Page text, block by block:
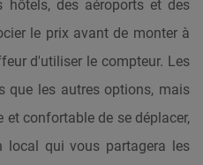
hôtels, des aéroports et des
le prix avant de monter à
d'utiliser le compteur. Les
que les autres options, mais
confortable de se déplacer,
qui vous partagera les